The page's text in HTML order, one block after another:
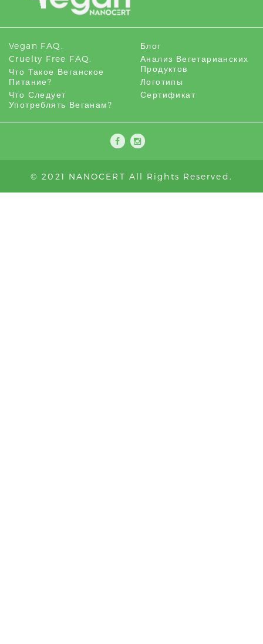
Vegan FAQ.
Cruelty Free FAQ.
Что Такое Веганское
Питание?
Что Следует
Употреблять Веганам?
Блог
Анализ Вегетарианских
Продуктов
Логотипы
Сертификат
© 2021 NANOCERT All Rights Reserved.